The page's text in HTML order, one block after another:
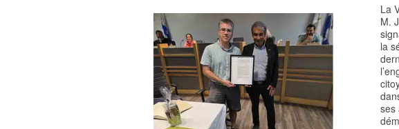
La
M.
la
ses